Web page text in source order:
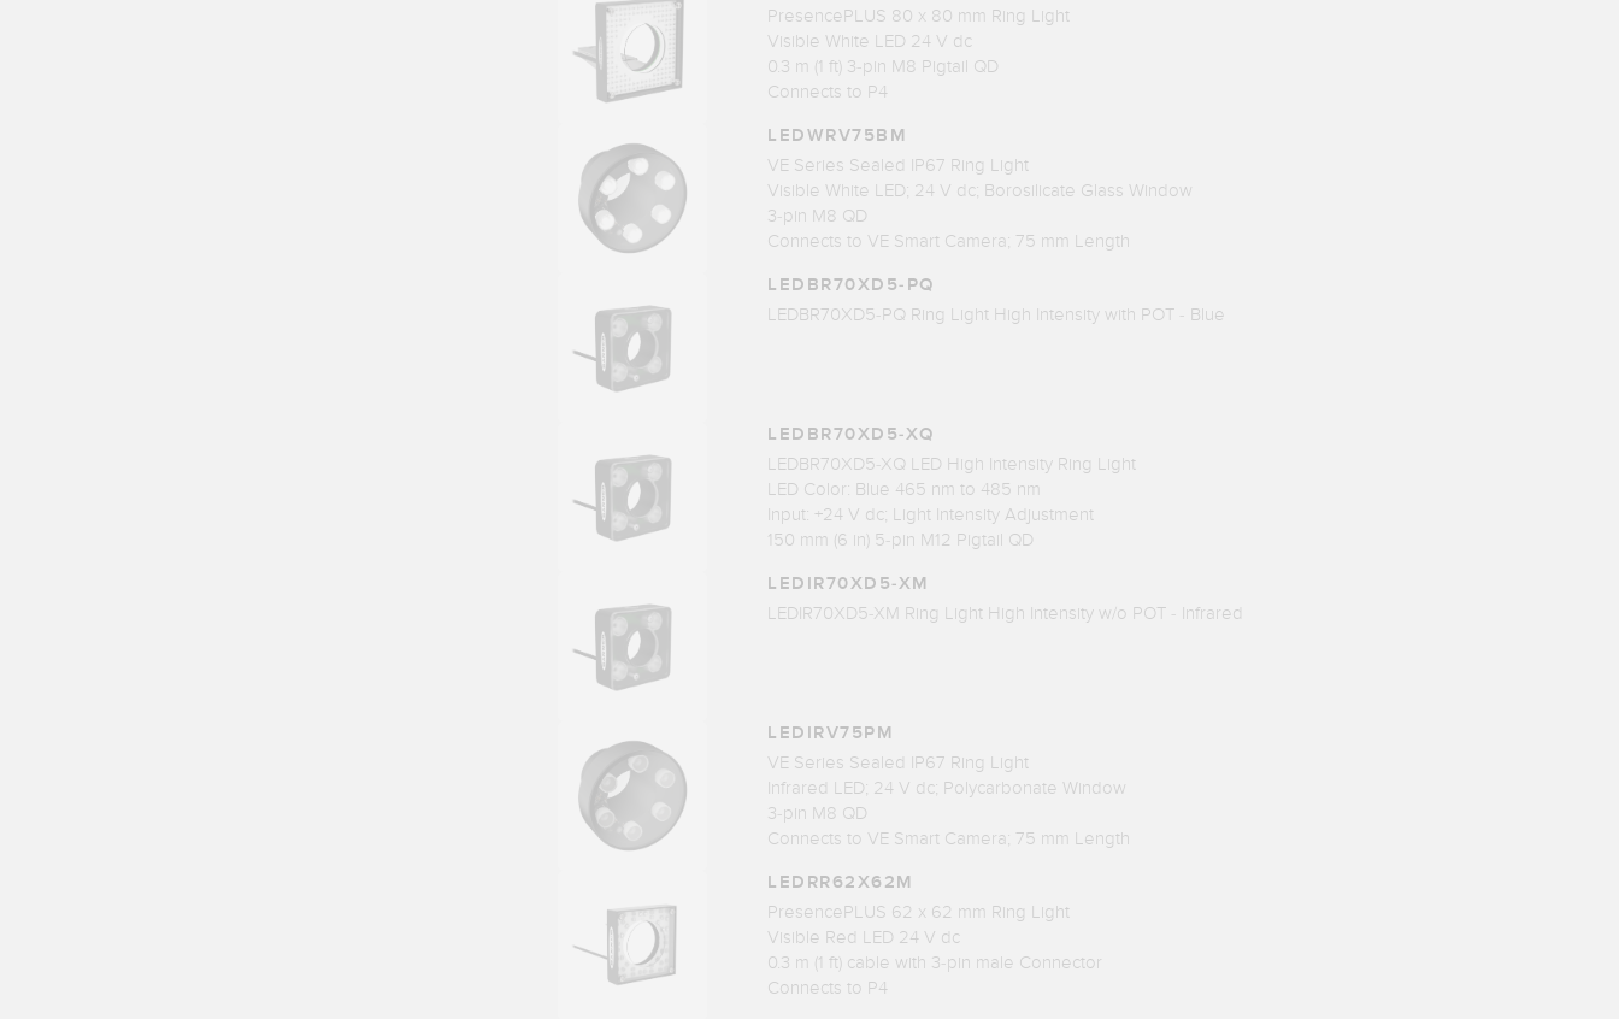
PresencePLUS 80 x 80 mm Ring Light
Visible White LED 24 V dc
0.3 m (1 ft) 3-pin M8 Pigtail QD
Connects to P4
LEDWRV75BM
VE Series Sealed IP67 Ring Light
Visible White LED; 24 V dc; Borosilicate Glass Window
3-pin M8 QD
Connects to VE Smart Camera; 75 mm Length
LEDBR70XD5-PQ
LEDBR70XD5-PQ Ring Light High Intensity with POT - Blue
LEDBR70XD5-XQ
LEDBR70XD5-XQ LED High Intensity Ring Light
LED Color: Blue 465 nm to 485 nm
Input: +24 V dc; Light Intensity Adjustment
150 mm (6 in) 5-pin M12 Pigtail QD
LEDIR70XD5-XM
LEDIR70XD5-XM Ring Light High Intensity w/o POT - Infrared
LEDIRV75PM
VE Series Sealed IP67 Ring Light
Infrared LED; 24 V dc; Polycarbonate Window
3-pin M8 QD
Connects to VE Smart Camera; 75 mm Length
LEDRR62X62M
PresencePLUS 62 x 62 mm Ring Light
Visible Red LED 24 V dc
0.3 m (1 ft) cable with 3-pin male Connector
Connects to P4